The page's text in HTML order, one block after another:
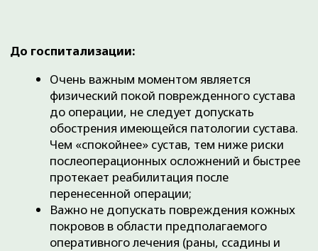
использования пальцевого датчика
анестезиологического пособия.;
Обратите внимание и еще раз
перепроверьте, собран ли весь список
необходимых обследований (проверьте
срок годности) и консультаций
специалистов, а также имеется ли у вас
направление на госпитализацию по форме
057/у-04 (для оперативного лечения по
ОМС). Отсутствие необходимых
документов и анализов может стать
причиной задержки операции, а в
некоторых случаях может стать причиной
отказа в проведении оперативного лечения.
Госпитализация и сама операция: